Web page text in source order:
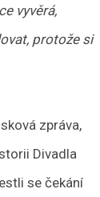
vyvěrá,
protože si
zpráva,
Divadla
se čekání